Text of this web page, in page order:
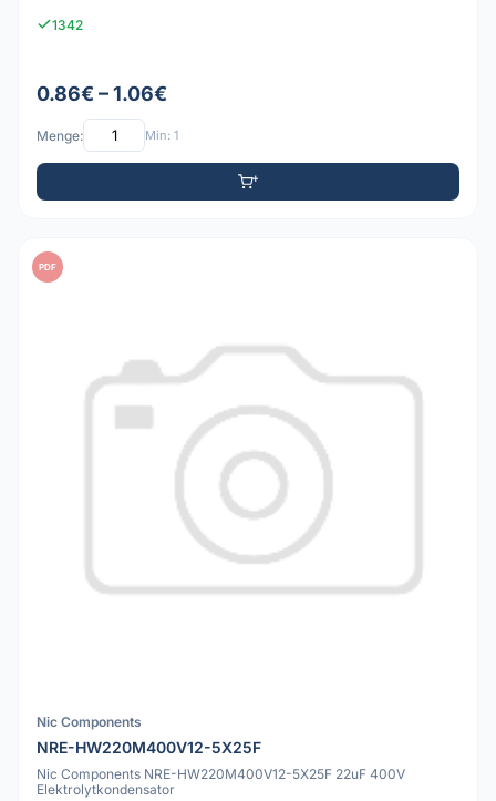
1342
0.86€ – 1.06€
Menge: Min: 1
PDF
Nic Components
NRE-HW220M400V12-5X25F
Nic Components NRE-HW220M400V12-5X25F 22uF 400V
Elektrolytkondensator